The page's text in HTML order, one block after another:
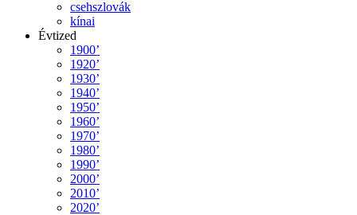
csehszlovák
kínai
Évtized
1900’
1920’
1930’
1940’
1950’
1960’
1970’
1980’
1990’
2000’
2010’
2020’